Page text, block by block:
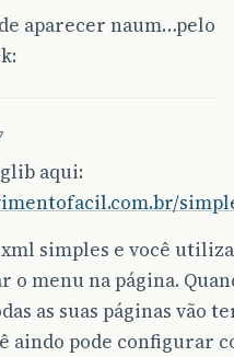
aparecer naum…pelo
aqui:
simples e você
menu na página.
as suas páginas vão
aindo pode configurar